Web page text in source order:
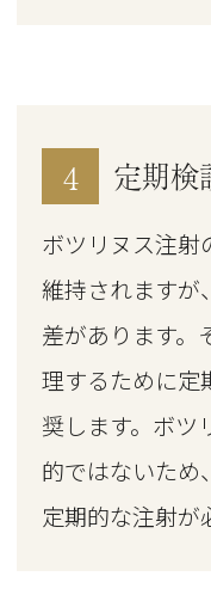
4 定期検
ボツリヌス注射
維持されますが
差があります。
理するために定
奨します。 ボツ
的ではないため
定期的な注射が